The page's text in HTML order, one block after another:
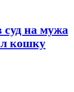
на мужа
кошку